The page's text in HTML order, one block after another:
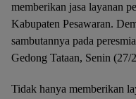
memberikan jasa layanan
Kabupaten Pesawaran.
sambutannya pada
Gedong Tataan, Senin (27/
Tidak hanya memberikan